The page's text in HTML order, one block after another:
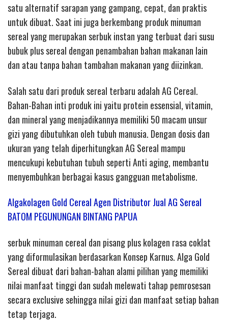
satu alternatif sarapan yang gampang, cepat, dan praktis
untuk dibuat. Saat ini juga berkembang produk minuman
sereal yang merupakan serbuk instan yang terbuat dari susu
bubuk plus sereal dengan penambahan bahan makanan lain
dan atau tanpa bahan tambahan makanan yang diizinkan.
Salah satu dari produk sereal terbaru adalah AG Cereal.
Bahan-Bahan inti produk ini yaitu protein essensial, vitamin,
dan mineral yang menjadikannya memiliki 50 macam unsur
gizi yang dibutuhkan oleh tubuh manusia. Dengan dosis dan
ukuran yang telah diperhitungkan AG Sereal mampu
mencukupi kebutuhan tubuh seperti Anti aging, membantu
menyembuhkan berbagai kasus gangguan metabolisme.
Algakolagen Gold Cereal Agen Distributor Jual AG Sereal
BATOM PEGUNUNGAN BINTANG PAPUA
serbuk minuman cereal dan pisang plus kolagen rasa coklat
yang diformulasikan berdasarkan Konsep Karnus. Alga Gold
Sereal dibuat dari bahan-bahan alami pilihan yang memiliki
nilai manfaat tinggi dan sudah melewati tahap pemrosesan
secara exclusive sehingga nilai gizi dan manfaat setiap bahan
tetap terjaga.